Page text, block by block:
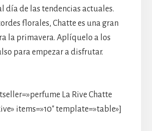
día de las tendencias actuales.
florales, Chatte es una gran
la primavera. Aplíquelo a los
para empezar a disfrutar.
La Rive Chatte
items=»10″ template=»table»]